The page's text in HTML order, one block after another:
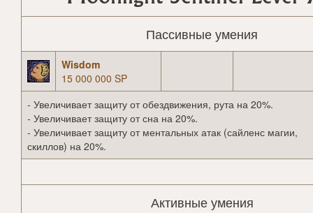
Пассивные умения
Wisdom
15 000 000 SP
- Увеличивает защиту от обездвижения, рута на 20%.
- Увеличивает защиту от сна на 20%.
- Увеличивает защиту от ментальных атак (сайленс магии,
скиллов) на 20%.
Активные умения